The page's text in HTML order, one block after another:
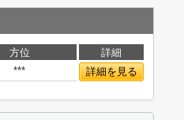
方位
詳細
*** 詳細を見る